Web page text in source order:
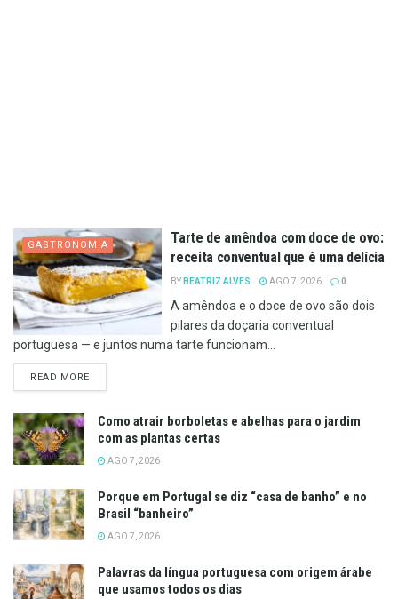
GASTRONOMIA
Tarte de amêndoa com doce de ovo:
receita conventual que é uma delícia
BY BEATRIZ ALVES AGO 7, 2026 0
A amêndoa e o doce de ovo são dois
pilares da doçaria conventual
portuguesa — e juntos numa tarte funcionam...
READ MOREDETAILS
Como atrair borboletas e abelhas para o jardim
com as plantas certas
AGO 7, 2026
Porque em Portugal se diz “casa de banho” e no
Brasil “banheiro”
AGO 7, 2026
Palavras da língua portuguesa com origem árabe
que usamos todos os dias